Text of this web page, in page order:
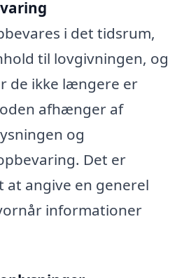
i det tidsrum,
til lovgivningen, og
de ikke længere er
afhænger af
og
Det er
angive en generel
informationer